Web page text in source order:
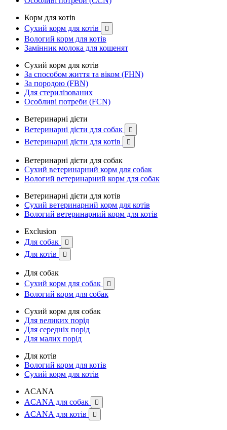
Корм для котів
Сухий корм для котів

Вологий корм для котів
Замінник молока для кошенят
Сухий корм для котів
За способом життя та віком (FHN)
За породою (FBN)
Для стерилізованих
Особливі потреби (FCN)
Ветеринарні дієти
Ветеринарні дієти для собак

Ветеринарні дієти для котів 
Ветеринарні дієти для собак
Сухий ветеринарний корм для собак
Вологий ветеринарний корм для собак
Ветеринарні дієти для котів
Сухий ветеринарний корм для котів
Вологий ветеринарний корм для котів
Exclusion
Для собак

Для котів 
Для собак
Сухий корм для собак

Вологий корм для собак
Сухий корм для собак
Для великих порід
Для середніх порід
Для малих порід
Для котів
Вологий корм для котів
Сухий корм для котів
ACANA
ACANA для собак

ACANA для котів 